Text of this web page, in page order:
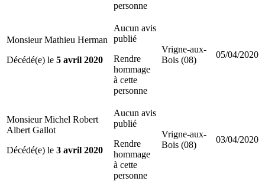
personne
Monsieur Mathieu Herman
Décédé(e) le 5 avril 2020
Aucun avis
publié
Rendre
hommage
à cette
personne
Vrigne-aux-
Bois (08)
05/04/2020
Monsieur Michel Robert
Albert Gallot
Décédé(e) le 3 avril 2020
Aucun avis
publié
Rendre
hommage
à cette
personne
Vrigne-aux-
Bois (08)
03/04/2020